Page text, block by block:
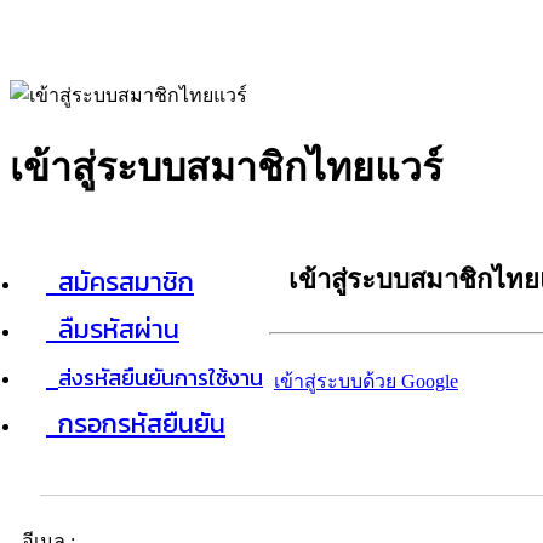
เข้าสู่ระบบสมาชิกไทยแวร์
สมัครสมาชิก
ลืมรหัสผ่าน
ส่งรหัสยืนยันการใช้งาน
กรอกรหัสยืนยัน
เข้าสู่ระบบสมาชิกไท
เข้าสู่ระบบด้วย Google